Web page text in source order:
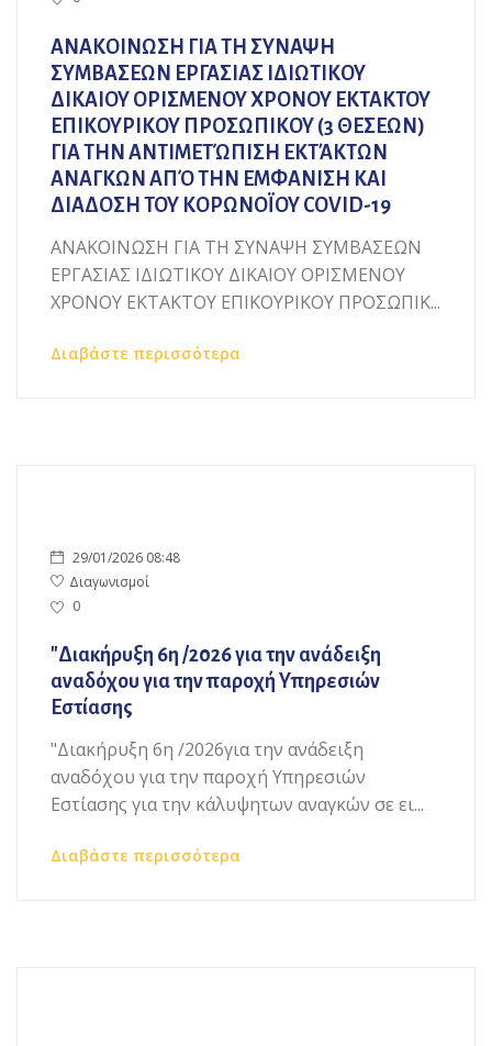
ΑΝΑΚΟΙΝΩΣΗ ΓΙΑ ΤΗ ΣΥΝΑΨΗ
ΣΥΜΒΑΣΕΩΝ ΕΡΓΑΣΙΑΣ ΙΔΙΩΤΙΚΟΥ
ΔΙΚΑΙΟΥ ΟΡΙΣΜΕΝΟΥ ΧΡΟΝΟΥ ΕΚΤΑΚΤΟΥ
ΕΠΙΚΟΥΡΙΚΟΥ ΠΡΟΣΩΠΙΚΟΥ (3 ΘΕΣΕΩΝ)
ΓΙΑ ΤΗΝ ΑΝΤΙΜΕΤΏΠΙΣΗ ΕΚΤΆΚΤΩΝ
ΑΝΑΓΚΩΝ ΑΠΌ ΤΗΝ ΕΜΦΑΝΙΣΗ ΚΑΙ
ΔΙΑΔΟΣΗ ΤΟΥ ΚΟΡΩΝΟΪΟΥ COVID-19
ΑΝΑΚΟΙΝΩΣΗ ΓΙΑ ΤΗ ΣΥΝΑΨΗ ΣΥΜΒΑΣΕΩΝ
ΕΡΓΑΣΙΑΣ ΙΔΙΩΤΙΚΟΥ ΔΙΚΑΙΟΥ ΟΡΙΣΜΕΝΟΥ
ΧΡΟΝΟΥ ΕΚΤΑΚΤΟΥ ΕΠΙΚΟΥΡΙΚΟΥ ΠΡΟΣΩΠΙΚ...
Διαβάστε περισσότερα
29/01/2026 08:48
Διαγωνισμοί
0
"Διακήρυξη 6η /2026 για την ανάδειξη
αναδόχου για την παροχή Υπηρεσιών
Εστίασης
"Διακήρυξη 6η /2026για την ανάδειξη
αναδόχου για την παροχή Υπηρεσιών
Εστίασης για την κάλυψητων αναγκών σε ει...
Διαβάστε περισσότερα